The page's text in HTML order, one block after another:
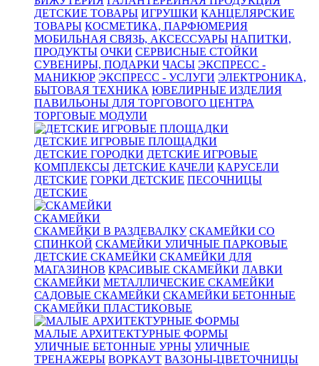
ДЕТСКИЕ ТОВАРЫ ИГРУШКИ КАНЦЕЛЯРСКИЕ
ТОВАРЫ КОСМЕТИКА, ПАРФЮМЕРИЯ
МОБИЛЬНАЯ СВЯЗЬ, АКСЕССУАРЫ НАПИТКИ,
ПРОДУКТЫ ОЧКИ СЕРВИСНЫЕ СТОЙКИ
СУВЕНИРЫ, ПОДАРКИ ЧАСЫ ЭКСПРЕСС -
МАНИКЮР ЭКСПРЕСС - УСЛУГИ ЭЛЕКТРОНИКА,
БЫТОВАЯ ТЕХНИКА ЮВЕЛИРНЫЕ ИЗДЕЛИЯ
ПАВИЛЬОНЫ ДЛЯ ТОРГОВОГО ЦЕНТРА
ТОРГОВЫЕ МОДУЛИ
ДЕТСКИЕ ИГРОВЫЕ ПЛОЩАДКИ
ДЕТСКИЕ ГОРОДКИ ДЕТСКИЕ ИГРОВЫЕ
КОМПЛЕКСЫ ДЕТСКИЕ КАЧЕЛИ КАРУСЕЛИ
ДЕТСКИЕ ГОРКИ ДЕТСКИЕ ПЕСОЧНИЦЫ
ДЕТСКИЕ
СКАМЕЙКИ
СКАМЕЙКИ В РАЗДЕВАЛКУ СКАМЕЙКИ СО
СПИНКОЙ СКАМЕЙКИ УЛИЧНЫЕ ПАРКОВЫЕ
ДЕТСКИЕ СКАМЕЙКИ СКАМЕЙКИ ДЛЯ
МАГАЗИНОВ КРАСИВЫЕ СКАМЕЙКИ ЛАВКИ
СКАМЕЙКИ МЕТАЛЛИЧЕСКИЕ СКАМЕЙКИ
САДОВЫЕ СКАМЕЙКИ СКАМЕЙКИ БЕТОННЫЕ
СКАМЕЙКИ ПЛАСТИКОВЫЕ
МАЛЫЕ АРХИТЕКТУРНЫЕ ФОРМЫ
УЛИЧНЫЕ БЕТОННЫЕ УРНЫ УЛИЧНЫЕ
ТРЕНАЖЕРЫ ВОРКАУТ ВАЗОНЫ-ЦВЕТОЧНИЦЫ